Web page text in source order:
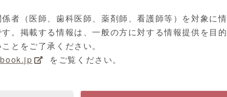
ちら
ログイン
者（医師、歯科医師、薬剤師、看護師等）を対象に情
。掲載する情報は、一般の方に対する情報提供を目的
とをご了承ください。
をご覧ください。